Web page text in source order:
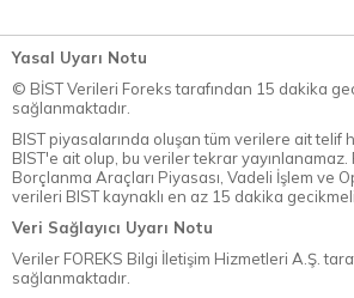
Yasal Uyarı Notu
© BİST Verileri Foreks tarafından 15 dakika
sağlanmaktadır.
BIST piyasalarında oluşan tüm verilere ait telif
BIST'e ait olup, bu veriler tekrar yayınlanamaz.
Borçlanma Araçları Piyasası, Vadeli İşlem ve
verileri BIST kaynaklı en az 15 dakika
Veri Sağlayıcı Uyarı Notu
Veriler FOREKS Bilgi İletişim Hizmetleri A.Ş.
sağlanmaktadır.